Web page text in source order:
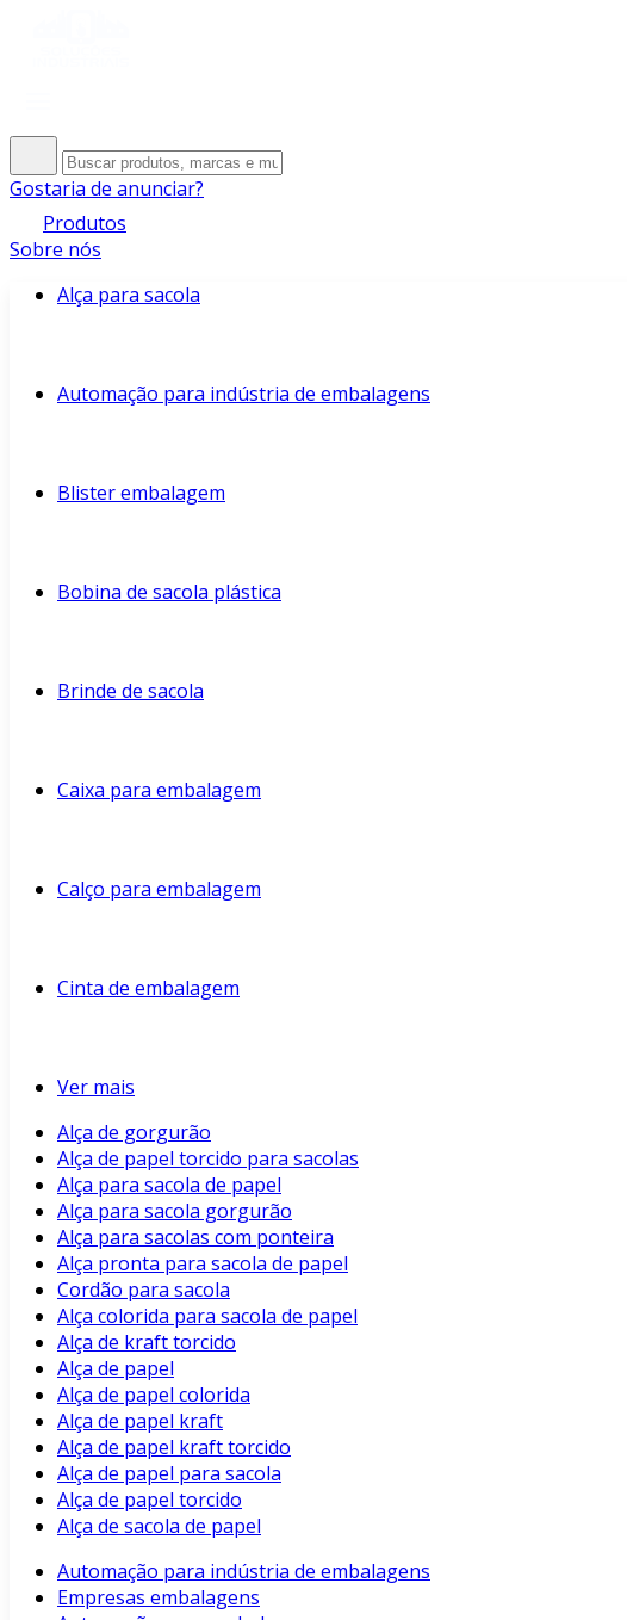
Gostaria de anunciar?
Produtos
Sobre nós
Alça para sacola
Automação para indústria de embalagens
Blister embalagem
Bobina de sacola plástica
Brinde de sacola
Caixa para embalagem
Calço para embalagem
Cinta de embalagem
Ver mais
Alça de gorgurão
Alça de papel torcido para sacolas
Alça para sacola de papel
Alça para sacola gorgurão
Alça para sacolas com ponteira
Alça pronta para sacola de papel
Cordão para sacola
Alça colorida para sacola de papel
Alça de kraft torcido
Alça de papel
Alça de papel colorida
Alça de papel kraft
Alça de papel kraft torcido
Alça de papel para sacola
Alça de papel torcido
Alça de sacola de papel
Automação para indústria de embalagens
Empresas embalagens